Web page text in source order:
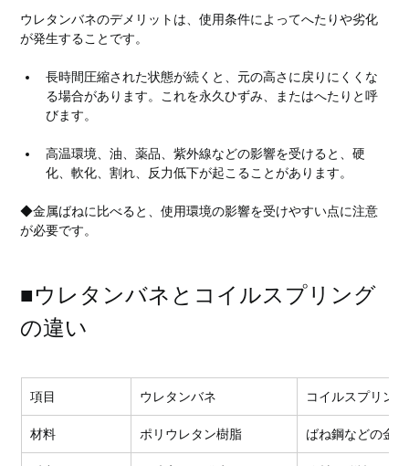
ウレタンバネのデメリットは、使用条件によってへたりや劣化
が発生することです。
長時間圧縮された状態が続くと、元の高さに戻りにくくな
る場合があります。これを永久ひずみ、またはへたりと呼
びます。
高温環境、油、薬品、紫外線などの影響を受けると、硬
化、軟化、割れ、反力低下が起こることがあります。
◆金属ばねに比べると、使用環境の影響を受けやすい点に注意
が必要です。
■ウレタンバネとコイルスプリング
の違い
項目 ウレタンバネ コイルスプリング
材料 ポリウレタン樹脂 ばね鋼などの金属